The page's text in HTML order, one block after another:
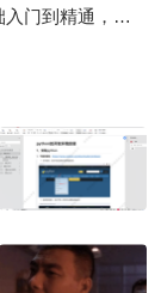
门到精通，建